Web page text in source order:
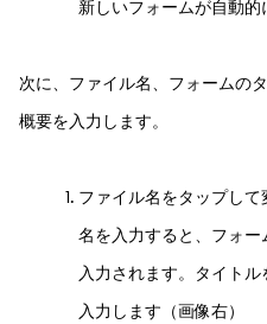
新しいフォームが自動的
次に、ファイル名、フォームの
概要を入力します。
ファイル名をタップし
名を入力すると、フォ
入力されます。タイト
入力します（画像右）